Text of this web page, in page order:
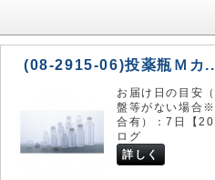
(08-2915-06)投薬瓶Ｍカ
お届け日の目安
盤等がない場合
合有）：7日【
ログ
詳しく